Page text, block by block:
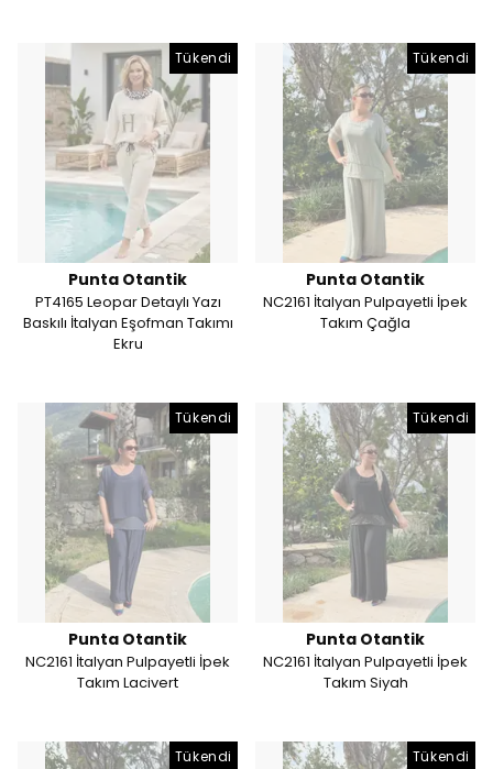
Tükendi
Punta Otantik
PT4165 Leopar Detaylı Yazı
Baskılı İtalyan Eşofman Takımı
Ekru
Tükendi
Punta Otantik
NC2161 İtalyan Pulpayetli İpek
Takım Çağla
Tükendi
Punta Otantik
NC2161 İtalyan Pulpayetli İpek
Takım Lacivert
Tükendi
Punta Otantik
NC2161 İtalyan Pulpayetli İpek
Takım Siyah
Tükendi Tükendi